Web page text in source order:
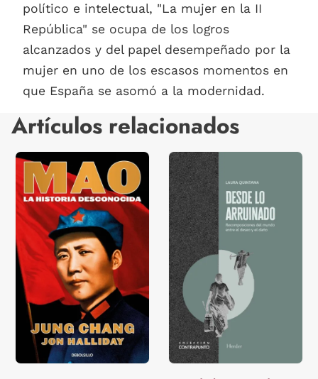
político e intelectual, "La mujer en la II
República" se ocupa de los logros
alcanzados y del papel desempeñado por la
mujer en uno de los escasos momentos en
que España se asomó a la modernidad.
Artículos relacionados